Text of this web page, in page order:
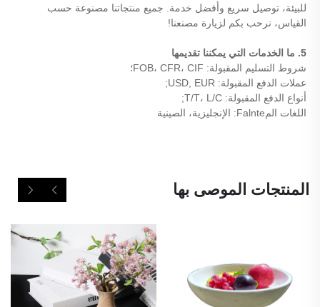
للبيئة، توصيل سريع وأفضل خدمة. جميع منتجاتنا مصنوعة حسب
القياس، نرحب بكم لزيارة مصنعنا!
5. ما الخدمات التي يمكننا تقديمها
شروط التسليم المقبولة: FOB، CFR، CIF؛
عملات الدفع المقبولة: USD, EUR;
أنواع الدفع المقبولة: T/T، L/C;
اللغات المFalnte: الإنجليزية، الصينية
المنتجات الموصى بها